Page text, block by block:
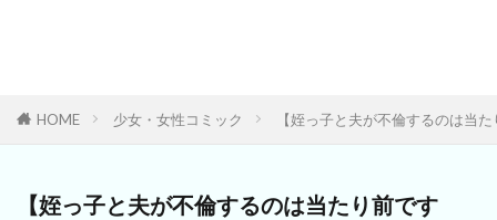
HOME 少女・女性コミック 【姪っ子と夫が不倫するのは当
【姪っ子と夫が不倫するのは当たり前です